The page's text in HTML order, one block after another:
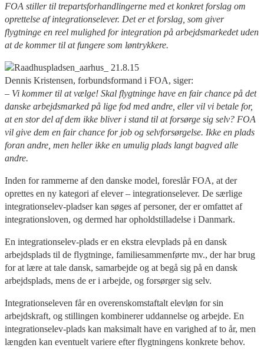
FOA stiller til trepartsforhandlingerne med et konkret forslag om
oprettelse af integrationselever. Det er et forslag, som giver
flygtninge en reel mulighed for integration på arbejdsmarkedet uden
at de kommer til at fungere som løntrykkere.
Dennis Kristensen, forbundsformand i FOA, siger:
– Vi kommer til at vælge! Skal flygtninge have en fair chance på det
danske arbejdsmarked på lige fod med andre, eller vil vi betale for,
at en stor del af dem ikke bliver i stand til at forsørge sig selv? FOA
vil give dem en fair chance for job og selvforsørgelse. Ikke en plads
foran andre, men heller ikke en umulig plads langt bagved alle
andre.
Inden for rammerne af den danske model, foreslår FOA, at der
oprettes en ny kategori af elever – integrationselever. De særlige
integrationselev-pladser kan søges af personer, der er omfattet af
integrationsloven, og dermed har opholdstilladelse i Danmark.
En integrationselev-plads er en ekstra elevplads på en dansk
arbejdsplads til de flygtninge, familiesammenførte mv., der har brug
for at lære at tale dansk, samarbejde og at begå sig på en dansk
arbejdsplads, mens de er i arbejde, og forsørger sig selv.
Integrationseleven får en overenskomstaftalt elevløn for sin
arbejdskraft, og stillingen kombinerer uddannelse og arbejde. En
integrationselev-plads kan maksimalt have en varighed af to år, men
længden kan eventuelt variere efter flygtningens konkrete behov.